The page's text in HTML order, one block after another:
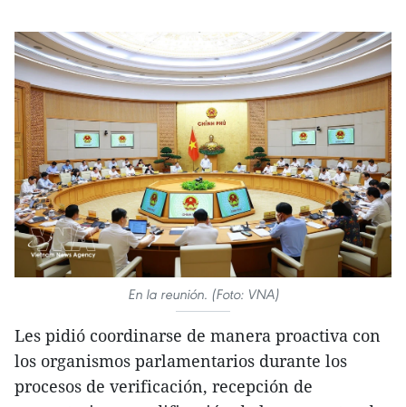
En la reunión. (Foto: VNA)
Les pidió coordinarse de manera proactiva con
los organismos parlamentarios durante los
procesos de verificación, recepción de